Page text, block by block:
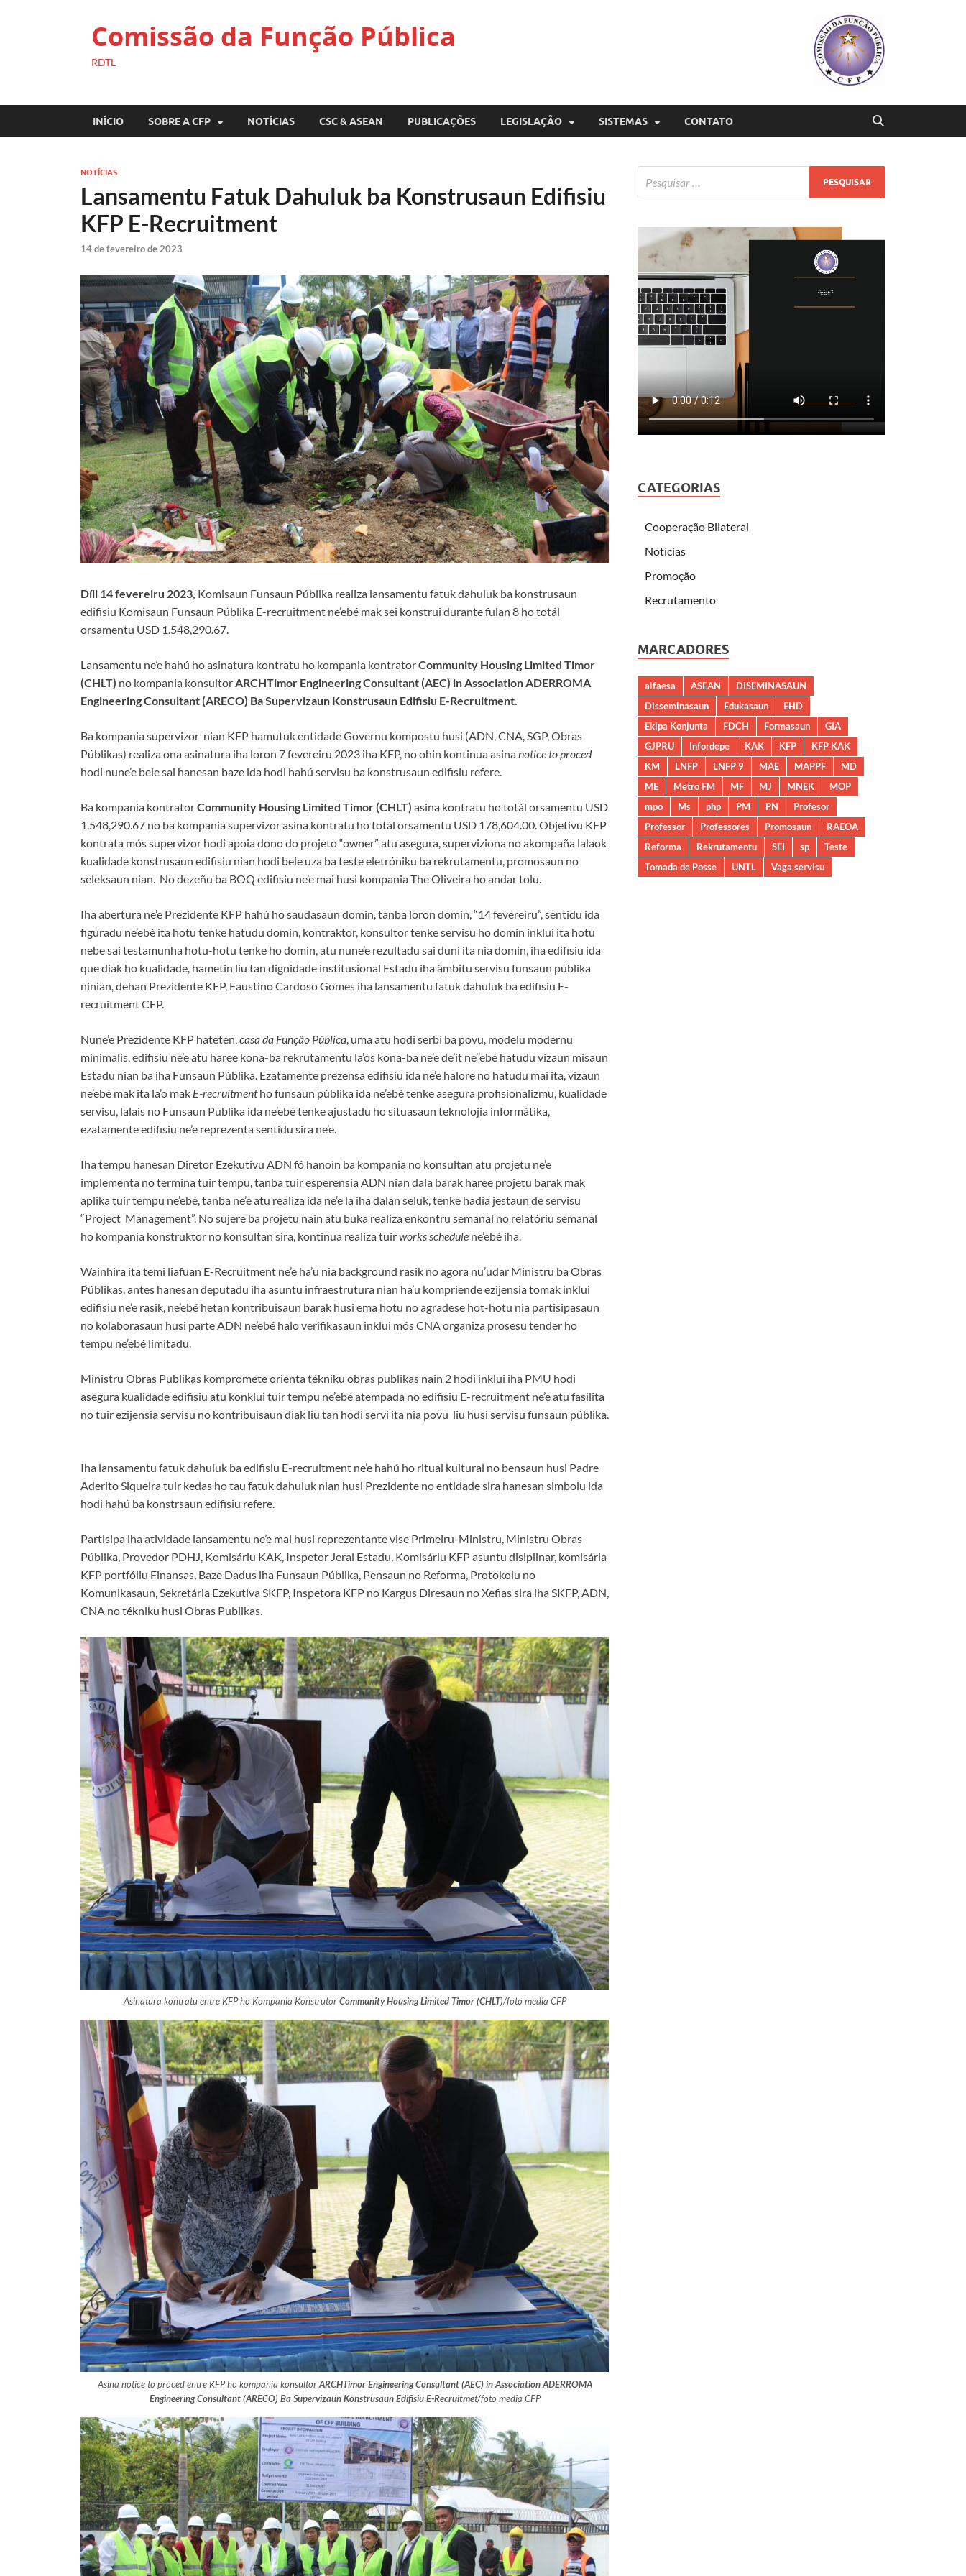
Comissão da Função Pública
RDTL
INÍCIO SOBRE A CFP NOTÍCIAS CSC & ASEAN PUBLICAÇÕES LEGISLAÇÃO SISTEMAS CONTATO
NOTÍCIAS
Lansamentu Fatuk Dahuluk ba Konstrusaun Edifisiu
KFP E-Recruitment
14 de fevereiro de 2023
Díli 14 fevereiru 2023, Komisaun Funsaun Públika realiza lansamentu fatuk dahuluk ba konstrusaun
edifisiu Komisaun Funsaun Públika E-recruitment ne’ebé mak sei konstrui durante fulan 8 ho totál
orsamentu USD 1.548,290.67.
Lansamentu ne’e hahú ho asinatura kontratu ho kompania kontratorCommunity Housing Limited Timor
(CHLT) no kompania konsultorARCHTimor Engineering Consultant (AEC) in Association ADERROMA
Engineering Consultant (ARECO) Ba Supervizaun Konstrusaun Edifisiu E-Recruitment.
Ba kompania supervizor nian KFP hamutuk entidade Governu kompostu husi (ADN, CNA, SGP, Obras
Públikas) realiza ona asinatura iha loron 7 fevereiru 2023 iha KFP, no ohin kontinua asinanotice to proced
hodi nune’e bele sai hanesan baze ida hodi hahú servisu ba konstrusaun edifisiu refere.
Ba kompania kontratorCommunity Housing Limited Timor (CHLT) asina kontratu ho totál orsamentu USD
1.548,290.67 no ba kompania supervizor asina kontratu ho totál orsamentu USD 178,604.00. Objetivu KFP
kontrata mós supervizor hodi apoia dono do projeto “owner” atu asegura, superviziona no akompaña lalaok
kualidade konstrusaun edifisiu nian hodi bele uza ba teste eletróniku ba rekrutamentu, promosaun no
seleksaun nian. No dezeñu ba BOQ edifisiu ne’e mai husi kompania The Oliveira ho andar tolu.
Iha abertura ne’e Prezidente KFP hahú ho saudasaun domin, tanba loron domin, “14 fevereiru”, sentidu ida
figuradu ne’ebé ita hotu tenke hatudu domin, kontraktor, konsultor tenke servisu ho domin inklui ita hotu
nebe sai testamunha hotu-hotu tenke ho domin, atu nune’e rezultadu sai duni ita nia domin, iha edifisiu ida
que diak ho kualidade, hametin liu tan dignidade institusional Estadu iha âmbitu servisu funsaun públika
ninian, dehan Prezidente KFP, Faustino Cardoso Gomes iha lansamentu fatuk dahuluk ba edifisiu E-
recruitment CFP.
Nune’e Prezidente KFP hateten,casa da Função Pública, uma atu hodi serbí ba povu, modelu modernu
minimalis, edifisiu ne’e atu haree kona-ba rekrutamentu la’ós kona-ba ne’e de’it ne’’ebé hatudu vizaun misaun
Estadu nian ba iha Funsaun Públika. Ezatamente prezensa edifisiu ida ne’e halore no hatudu mai ita, vizaun
ne’ebé mak ita la’o mak E-recruitmentho funsaun públika ida ne’ebé tenke asegura profisionalizmu, kualidade
servisu, lalais no Funsaun Públika ida ne’ebé tenke ajustadu ho situasaun teknolojia informátika,
ezatamente edifisiu ne’e reprezenta sentidu sira ne’e.
Iha tempu hanesan Diretor Ezekutivu ADN fó hanoin ba kompania no konsultan atu projetu ne’e
implementa no termina tuir tempu, tanba tuir esperensia ADN nian dala barak haree projetu barak mak
aplika tuir tempu ne’ebé, tanba ne’e atu realiza ida ne’e la iha dalan seluk, tenke hadia jestaun de servisu
“Project Management”. No sujere ba projetu nain atu buka realiza enkontru semanal no relatóriu semanal
ho kompania konstruktor no konsultan sira, kontinua realiza tuirworks schedule ne’ebé iha.
Wainhira ita temi liafuan E-Recruitment ne’e ha’u nia background rasik no agora nu’udar Ministru ba Obras
Públikas, antes hanesan deputadu iha asuntu infraestrutura nian ha’u kompriende ezijensia tomak inklui
edifisiu ne’e rasik, ne’ebé hetan kontribuisaun barak husi ema hotu no agradese hot-hotu nia partisipasaun
no kolaborasaun husi parte ADN ne’ebé halo verifikasaun inklui mós CNA organiza prosesu tender ho
tempu ne’ebé limitadu.
Ministru Obras Publikas kompromete orienta tékniku obras publikas nain 2 hodi inklui iha PMU hodi
asegura kualidade edifisiu atu konklui tuir tempu ne’ebé atempada no edifisiu E-recruitment ne’e atu fasilita
no tuir ezijensia servisu no kontribuisaun diak liu tan hodi servi ita nia povu liu husi servisu funsaun públika.
Iha lansamentu fatuk dahuluk ba edifisiu E-recruitment ne’e hahú ho ritual kultural no bensaun husi Padre
Aderito Siqueira tuir kedas ho tau fatuk dahuluk nian husi Prezidente no entidade sira hanesan simbolu ida
hodi hahú ba konstrsaun edifisiu refere.
Partisipa iha atividade lansamentu ne’e mai husi reprezentante vise Primeiru-Ministru, Ministru Obras
Públika, Provedor PDHJ, Komisáriu KAK, Inspetor Jeral Estadu, Komisáriu KFP asuntu disiplinar, komisária
KFP portfóliu Finansas, Baze Dadus iha Funsaun Públika, Pensaun no Reforma, Protokolu no
Komunikasaun, Sekretária Ezekutiva SKFP, Inspetora KFP no Kargus Diresaun no Xefias sira iha SKFP, ADN,
CNA no tékniku husi Obras Publikas.
Asinatura kontratu entre KFP ho Kompania KonstrutorCommunity Housing Limited Timor (CHLT)/foto media CFP
Asina notice to proced entre KFP ho kompania konsultorARCHTimor Engineering Consultant (AEC) in Association ADERROMA
Engineering Consultant (ARECO) Ba Supervizaun Konstrusaun Edifisiu E-Recruitmet/foto media CFP
CATEGORIAS
Cooperação Bilateral
Notícias
Promoção
Recrutamento
MARCADORES
aifaesa ASEAN
DISEMINASAUN
Disseminasaun
Edukasaun
EHD
Ekipa Konjunta
FDCH Formasaun
GIA
GJPRU
Infordepe KAK KFP
KFP KAK
KM
LNFP LNFP 9 MAE MAPPF
MD
ME
Metro FM MF MJ MNEK
MOP
mpo
Ms php PM PN
Profesor
Professor
Professores Promosaun
RAEOA
Reforma
Rekrutamentu SEI sp
Teste
Tomada de Posse
UNTL Vaga servisu